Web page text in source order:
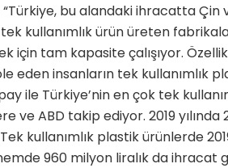
bu alandaki ihracatta Çin
kullanımlık ürün üreten
için tam kapasite çalışıyor.
eden insanların tek kullanımlık
ile Türkiye’nin en çok tek
ve ABD takip ediyor. 2019
kullanımlık plastik ürünlerde
960 milyon liralık da